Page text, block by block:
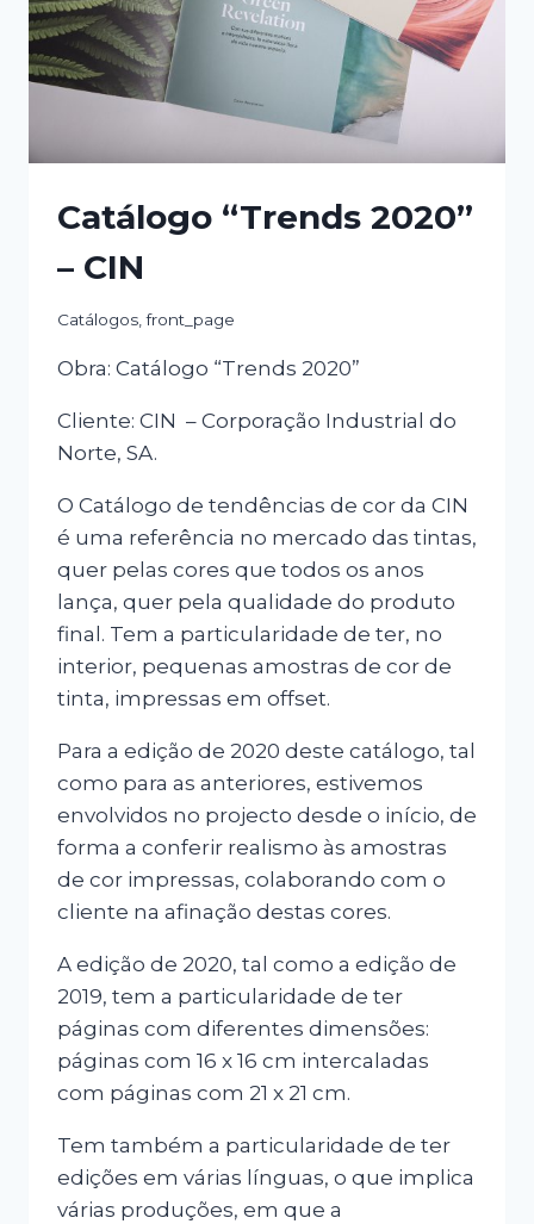
Catálogo “Trends 2020”
– CIN
Catálogos,front_page
Obra: Catálogo “Trends 2020”
Cliente: CIN – Corporação Industrial do
Norte, SA.
O Catálogo de tendências de cor da CIN
é uma referência no mercado das tintas,
quer pelas cores que todos os anos
lança, quer pela qualidade do produto
final. Tem a particularidade de ter, no
interior, pequenas amostras de cor de
tinta, impressas em offset.
Para a edição de 2020 deste catálogo, tal
como para as anteriores, estivemos
envolvidos no projecto desde o início, de
forma a conferir realismo às amostras
de cor impressas, colaborando com o
cliente na afinação destas cores.
A edição de 2020, tal como a edição de
2019, tem a particularidade de ter
páginas com diferentes dimensões:
páginas com 16 x 16 cm intercaladas
com páginas com 21 x 21 cm.
Tem também a particularidade de ter
edições em várias línguas, o que implica
várias produções, em que a